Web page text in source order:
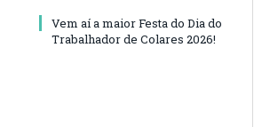
Vem aí a maior Festa do Dia do
Trabalhador de Colares 2026!